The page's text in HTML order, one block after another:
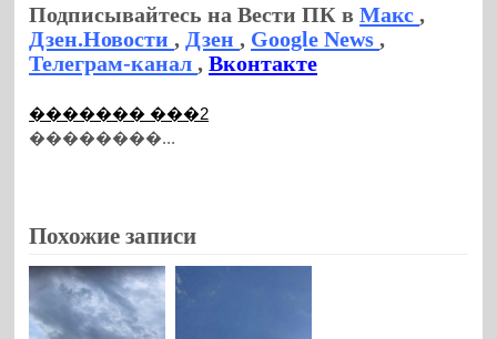
Подписывайтесь на Вести ПК вМакс,
Дзен.Новости, Дзен, Google News,
Телеграм-канал,Вконтакте
������� ���2
��������...
Похожие записи